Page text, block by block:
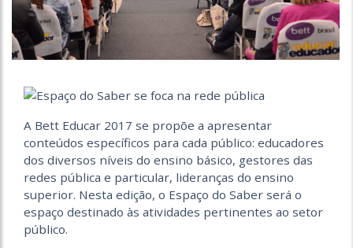
A Bett Educar 2017 se propõe a apresentar
conteúdos específicos para cada público: educadores
dos diversos níveis do ensino básico, gestores das
redes pública e particular, lideranças do ensino
superior. Nesta edição, o Espaço do Saber será o
espaço destinado às atividades pertinentes ao setor
público.